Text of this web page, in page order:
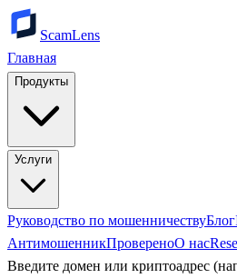
ScamLens
Главная
Продукты
Услуги
Руководство по мошенничествуБлог
АнтимошенникПровереноО нас
Введите домен или криптоадрес